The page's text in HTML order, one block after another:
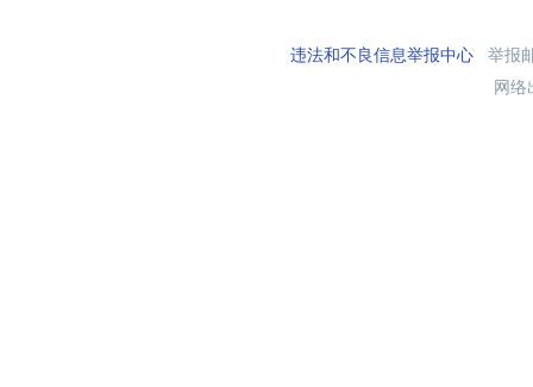
违法和不良信息举报中心举报
网